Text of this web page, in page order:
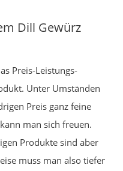
Dill Gewürz
Preis-Leistungs-
Unter Umständen
Preis ganz feine
man sich freuen.
Produkte sind aber
muss man also tiefer